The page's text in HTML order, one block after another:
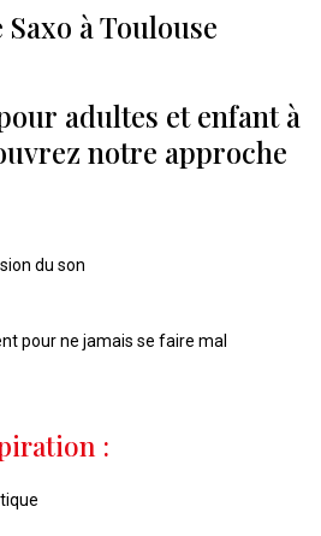
à Toulouse
adultes et enfant à
notre approche
du son
pour ne jamais se faire mal
: